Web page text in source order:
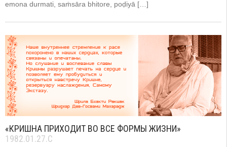
emona durmati, saṁsāra bhitore, poḍiyā […]
«КРИШНА ПРИХОДИТ ВО ВСЕ ФОРМЫ ЖИЗНИ»
1982.01.27.C